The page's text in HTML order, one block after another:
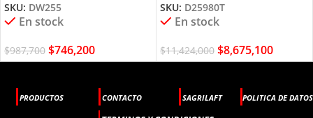
SKU: DW255
En stock
$987,700 $746,200
DEWALT
SKU: D25980T
En stock
$11,424,000 $8,675,100
PRODUCTOS CONTACTO SAGRILAFT POLITICA DE DATOS